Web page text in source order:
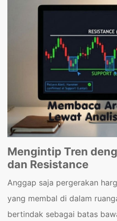
Mengintip Tren
dan Resistance
Anggap saja pergerakan
yang membal di dalam
bertindak sebagai batas